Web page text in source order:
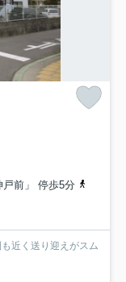
戸前」 停歩5分
近く送り迎えがスム